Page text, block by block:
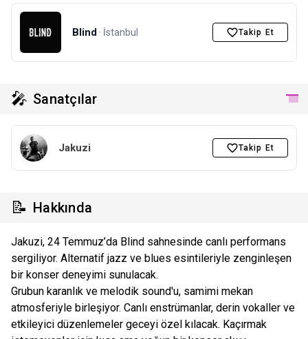
Blind · İstanbul Takip Et
🎤 Sanatçılar
Jakuzi Takip Et
📝 Hakkında
Jakuzi, 24 Temmuz’da Blind sahnesinde canlı performans
sergiliyor. Alternatif jazz ve blues esintileriyle zenginleşen
bir konser deneyimi sunulacak.
Grubun karanlık ve melodik sound'u, samimi mekan
atmosferiyle birleşiyor. Canlı enstrümanlar, derin vokaller ve
etkileyici düzenlemeler geceyi özel kılacak. Kaçırmak